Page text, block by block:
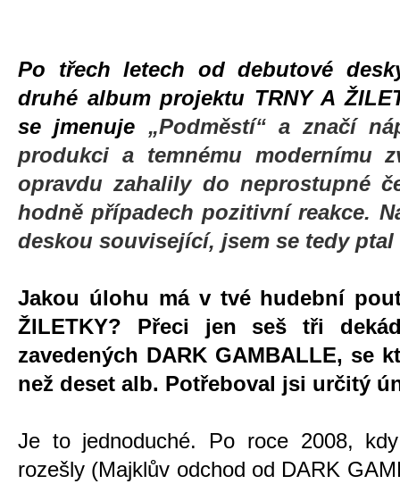
Po třech letech od debutové
druhé album projektu TRNY A
se jmenuje „Podměstí“ a značí
produkci a temnému modernímu
opravdu zahalily do neprostupné
hodně případech pozitivní reakce.
deskou související, jsem se tedy ptal
Jakou úlohu má v tvé hudební
ŽILETKY? Přeci jen seš tři
zavedených DARK GAMBALLE, se
než deset alb. Potřeboval jsi určitý
Je to jednoduché. Po roce 2008,
rozešly (Majklův odchod od DARK